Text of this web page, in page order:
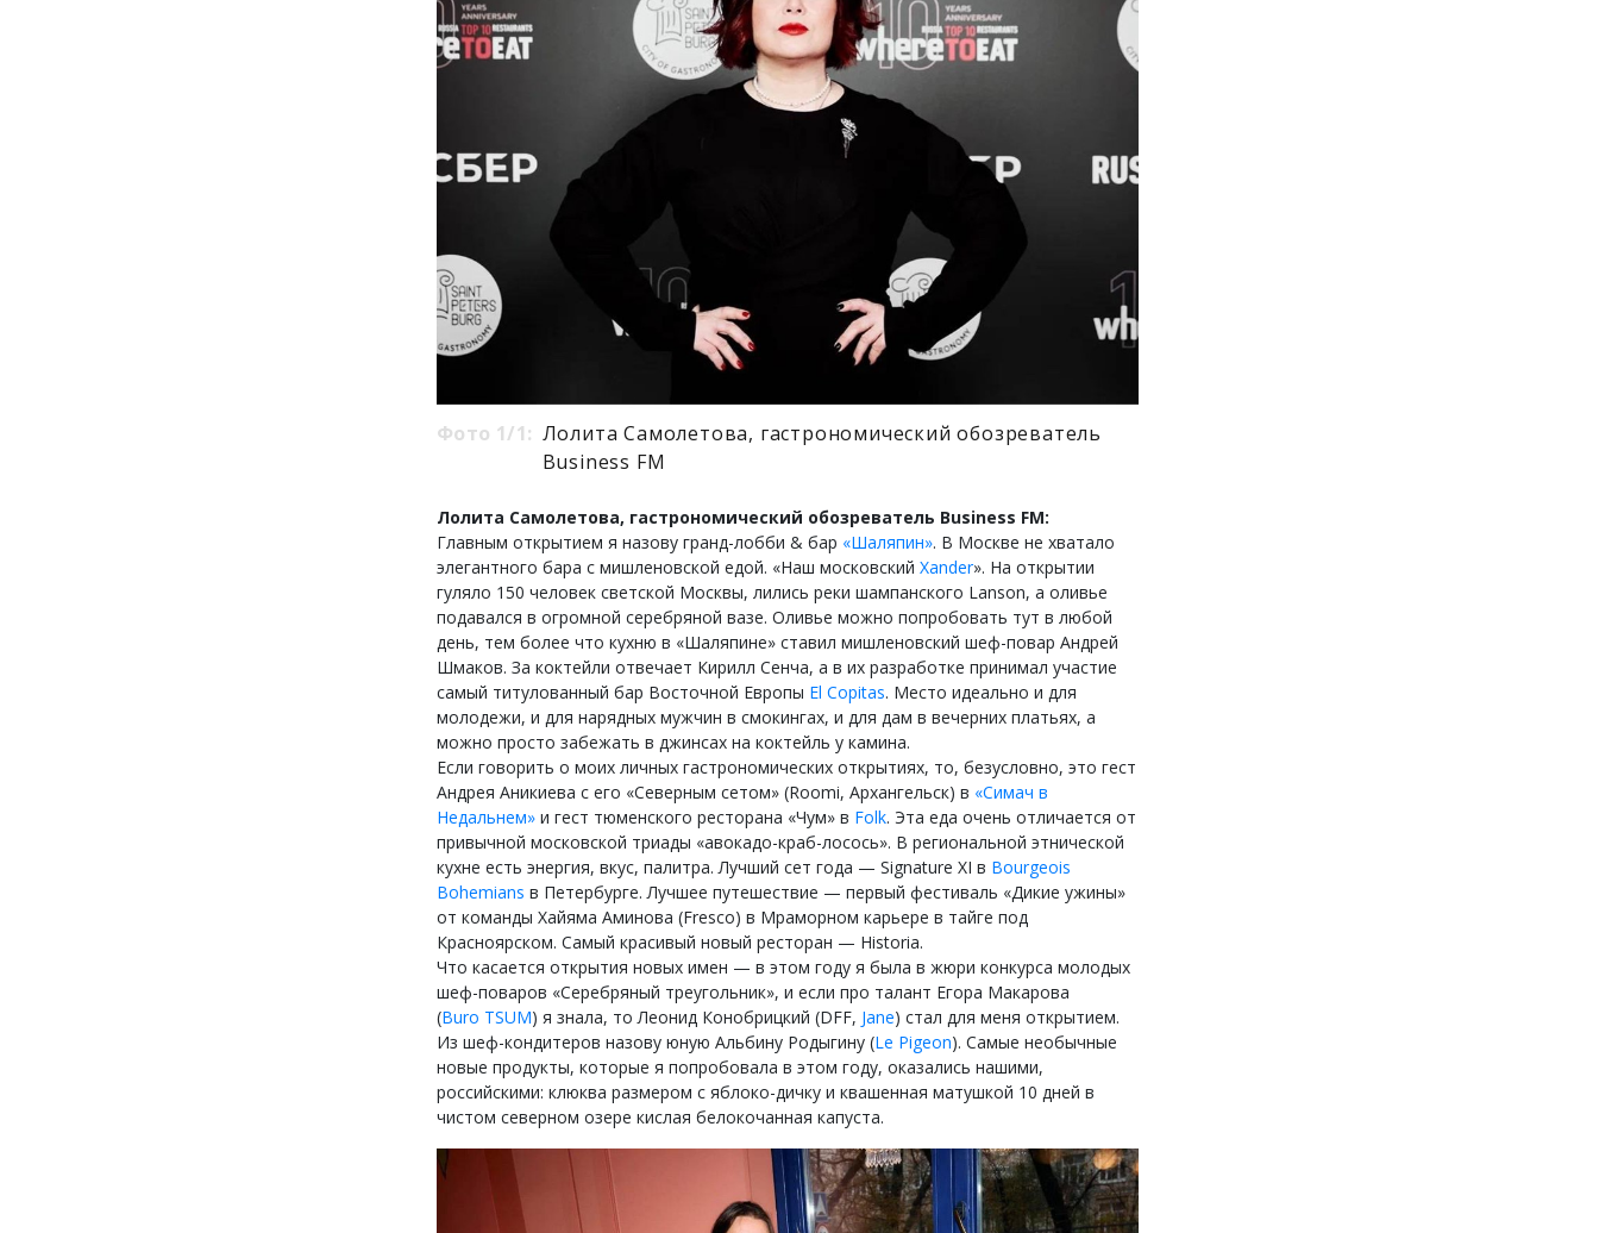
Фото 1/1: Лолита Самолетова, гастрономический обозреватель
Business FM
Лолита Самолетова, гастрономический обозреватель Business FM:
Главным открытием я назову гранд-лобби & бар «Шаляпин». В Москве не хватало
элегантного бара с мишленовской едой. «Наш московский Xander». На открытии
гуляло 150 человек светской Москвы, лились реки шампанского Lanson, а оливье
подавался в огромной серебряной вазе. Оливье можно попробовать тут в любой
день, тем более что кухню в «Шаляпине» ставил мишленовский шеф-повар Андрей
Шмаков. За коктейли отвечает Кирилл Сенча, а в их разработке принимал участие
самый титулованный бар Восточной Европы El Copitas. Место идеально и для
молодежи, и для нарядных мужчин в смокингах, и для дам в вечерних платьях, а
можно просто забежать в джинсах на коктейль у камина.
Если говорить о моих личных гастрономических открытиях, то, безусловно, это гест
Андрея Аникиева с его «Северным сетом» (Roomi, Архангельск) в «Симач в
Недальнем» и гест тюменского ресторана «Чум» в Folk. Эта еда очень отличается от
привычной московской триады «авокадо-краб-лосось». В региональной этнической
кухне есть энергия, вкус, палитра. Лучший сет года — Signature XI в Bourgeois
Bohemians в Петербурге. Лучшее путешествие — первый фестиваль «Дикие ужины»
от команды Хайяма Аминова (Fresco) в Мраморном карьере в тайге под
Красноярском. Самый красивый новый ресторан — Historia.
Что касается открытия новых имен — в этом году я была в жюри конкурса молодых
шеф-поваров «Серебряный треугольник», и если про талант Егора Макарова
(Buro TSUM) я знала, то Леонид Конобрицкий (DFF, Jane) стал для меня открытием.
Из шеф-кондитеров назову юную Альбину Родыгину (Le Pigeon). Самые необычные
новые продукты, которые я попробовала в этом году, оказались нашими,
российскими: клюква размером с яблоко-дичку и квашенная матушкой 10 дней в
чистом северном озере кислая белокочанная капуста.